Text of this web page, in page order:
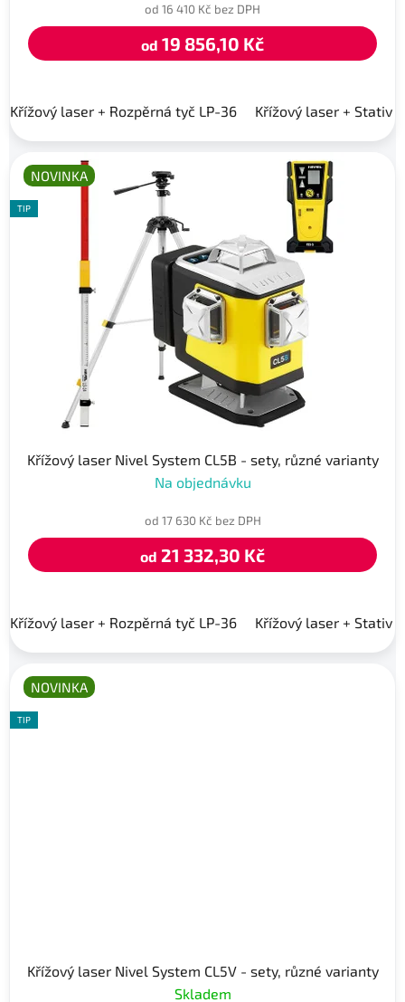
od 16 410 Kč bez DPH
od 19 856,10 Kč
Křížový laser + Rozpěrná tyč LP-36 Křížový laser + Stativ
NOVINKA
TIP
Křížový laser Nivel System CL5B - sety, různé varianty
Na objednávku
od 17 630 Kč bez DPH
od 21 332,30 Kč
Křížový laser + Rozpěrná tyč LP-36 Křížový laser + Stativ
NOVINKA
TIP
Křížový laser Nivel System CL5V - sety, různé varianty
Skladem